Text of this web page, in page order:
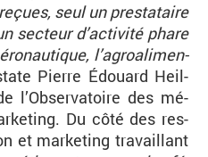
seul un pres­ta­taire
sec­teur d’ac­ti­vité phare
l’agroa­li­men­
Pierre Édouard Heil­
l’Ob­ser­va­toire des mé­
Du côté des res­
et mar­ke­ting tra­vaillant